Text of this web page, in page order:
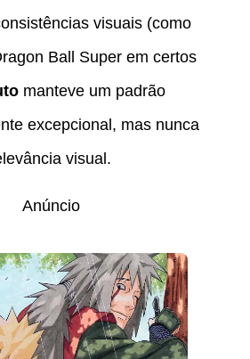
visuais (como
Ball Super em certos
manteve um padrão
excepcional, mas nunca
visual.
Anúncio